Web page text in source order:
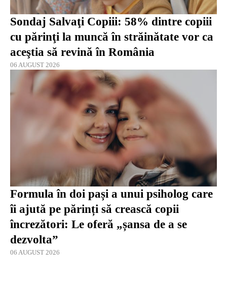
Sondaj Salvaţi Copiii: 58% dintre copiii
cu părinţi la muncă în străinătate vor ca
aceştia să revină în România
06 AUGUST 2026
Formula în doi pași a unui psiholog care
îi ajută pe părinți să crească copii
încrezători: Le oferă „șansa de a se
dezvolta”
06 AUGUST 2026